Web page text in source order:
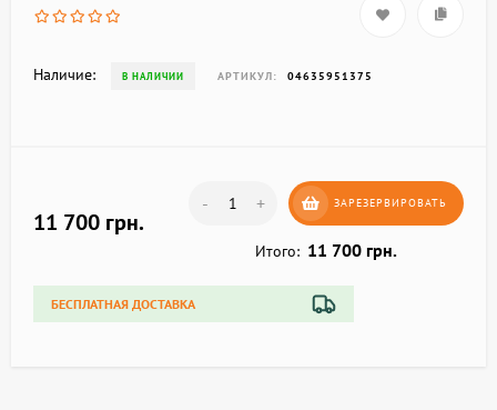
Наличие: В НАЛИЧИИ АРТИКУЛ: 04635951375
11 700 грн.
- + ЗАРЕЗЕРВИРОВАТЬ
Итого: 11 700 грн.
БЕСПЛАТНАЯ ДОСТАВКА